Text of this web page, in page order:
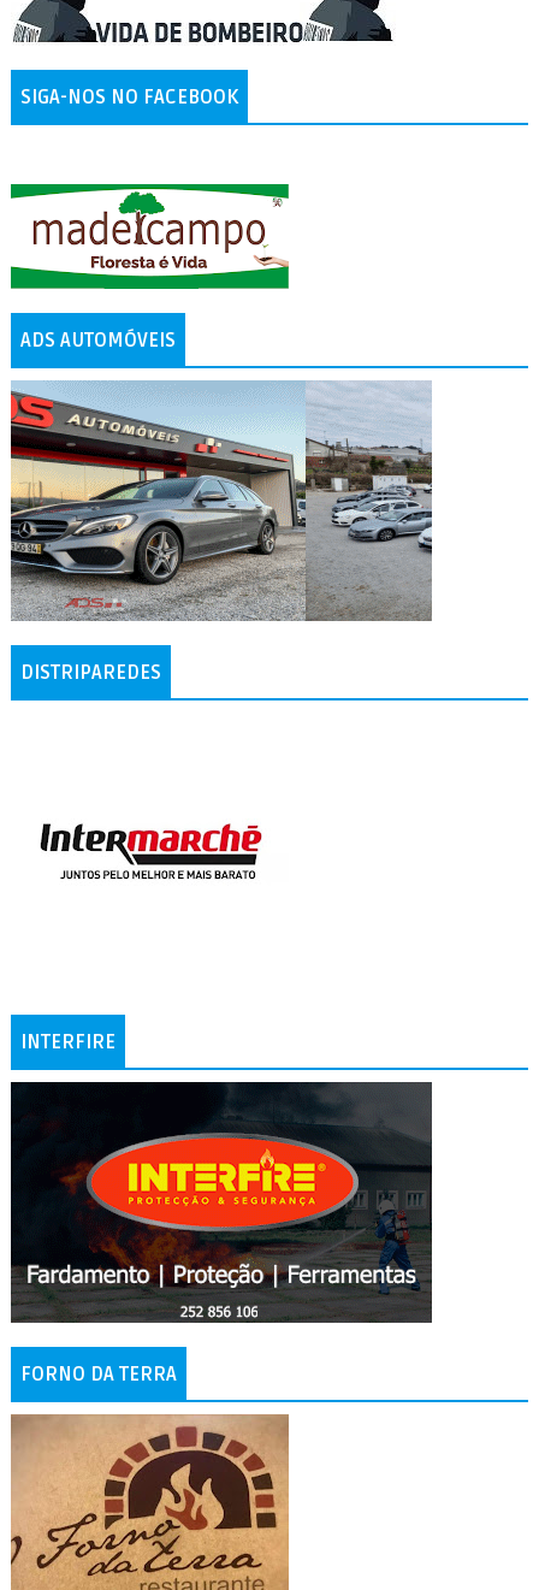
SIGA-NOS NO FACEBOOK
ADS AUTOMÓVEIS
DISTRIPAREDES
INTERFIRE
FORNO DA TERRA